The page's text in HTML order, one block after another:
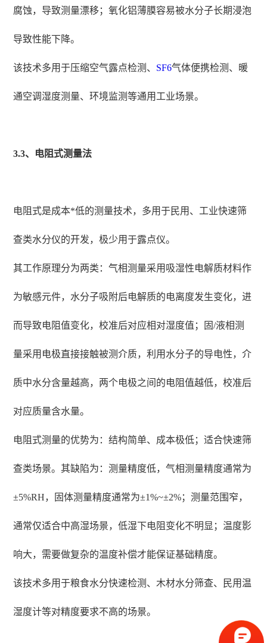
腐蚀，导致测量漂移；氧化铝薄膜容易被水分子长期浸泡
导致性能下降。
该技术多用于压缩空气露点检测、 SF6气体便携检测、暖
通空调湿度测量、环境监测等通用工业场景。
3.3、电阻式测量法
电阻式是成本*低的测量技术，多用于民用、工业快速筛
查类水分仪的开发，极少用于露点仪。
其工作原理分为两类：气相测量采用吸湿性电解质材料作
为敏感元件，水分子吸附后电解质的电离度发生变化，进
而导致电阻值变化，校准后对应相对湿度值；固/液相测
量采用电极直接接触被测介质，利用水分子的导电性，介
质中水分含量越高，两个电极之间的电阻值越低，校准后
对应质量含水量。
电阻式测量的优势为：结构简单、成本极低；适合快速筛
查类场景。其缺陷为：测量精度低，气相测量精度通常为
±5%RH，固体测量精度通常为±1%~±2%；测量范围窄，
通常仅适合中高湿场景，低湿下电阻变化不明显；温度影
响大，需要做复杂的温度补偿才能保证基础精度。
该技术多用于粮食水分快速检测、木材水分筛查、民用温
湿度计等对精度要求不高的场景。